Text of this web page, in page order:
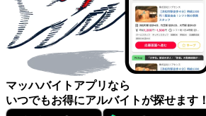
マッハバイトアプリなら
いつでもお得にアルバイトが探せます！